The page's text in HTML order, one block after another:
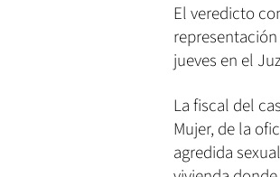
El veredicto
jueves en el
La fiscal del
Mujer, de la
agredida